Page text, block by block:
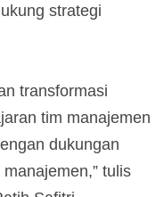
strategi
transformasi
tim manajemen
dukungan
tulis